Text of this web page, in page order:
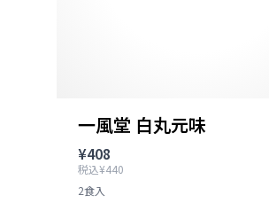
一風堂 白丸元味
¥408
税込¥440
2食入